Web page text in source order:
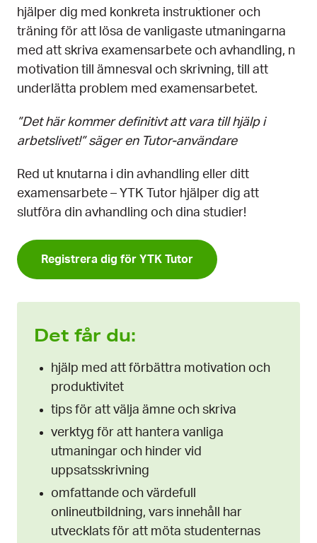
hjälper dig med konkreta instruktioner och
träning för att lösa de vanligaste utmaningarna
med att skriva examensarbete och avhandling, n
motivation till ämnesval och skrivning, till att
underlätta problem med examensarbetet.
”Det här kommer definitivt att vara till hjälp i
arbetslivet!” säger en Tutor-användare
Red ut knutarna i din avhandling eller ditt
examensarbete – YTK Tutor hjälper dig att
slutföra din avhandling och dina studier!
Registrera dig för YTK Tutor
Det får du:
hjälp med att förbättra motivation och
produktivitet
tips för att välja ämne och skriva
verktyg för att hantera vanliga
utmaningar och hinder vid
uppsatsskrivning
omfattande och värdefull
onlineutbildning, vars innehåll har
utvecklats för att möta studenternas